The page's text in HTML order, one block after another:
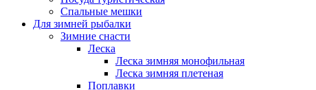
Спальные мешки
Для зимней рыбалки
Зимние снасти
Леска
Леска зимняя монофильная
Леска зимняя плетеная
Поплавки